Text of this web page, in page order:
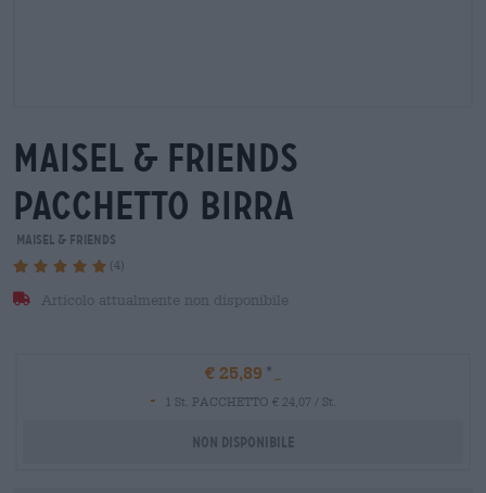
maisel & friends
Pacchetto birra
Maisel & Friends
(4)
Articolo attualmente non disponibile
€ 25,89
-
1 St. PACCHETTO € 24,07 / St.
Non disponibile